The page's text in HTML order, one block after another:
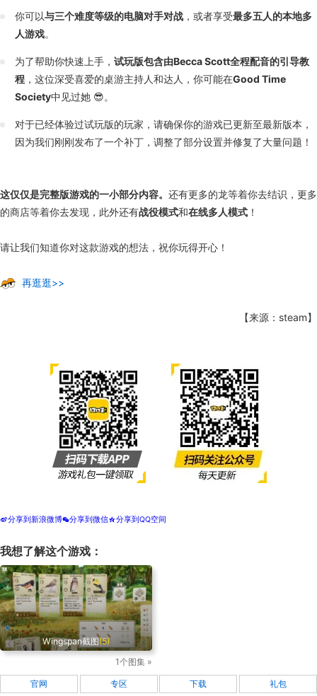
你可以与三个难度等级的电脑对手对战 ，或者享受最多五人的本地多
人游戏。
为了帮助你快速上手，试玩版包含由Becca Scott全程配音的引导教
程 ，这位深受喜爱的桌游主持人和达人，你可能在Good Time
Society中见过她 😎。
对于已经体验过试玩版的玩家，请确保你的游戏已更新至最新版本，
因为我们刚刚发布了一个补丁，调整了部分设置并修复了大量问题！
这仅仅是完整版游戏的一小部分内容。 还有更多的龙等着你去结识，更多
的商店等着你去发现，此外还有战役模式和在线多人模式 ！
请让我们知道你对这款游戏的想法，祝你玩得开心！
再逛逛>>
【来源：steam】
t分享到新浪微博w分享到微信z分享到QQ空间
我想了解这个游戏：
Wingspan截图(5)
1个图集 »
官网 专区 下载 礼包